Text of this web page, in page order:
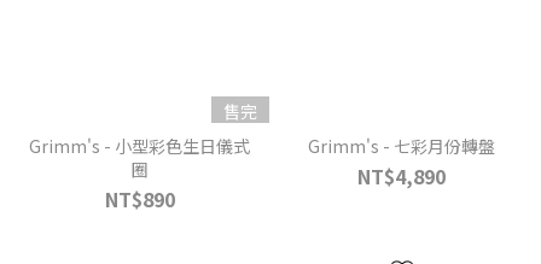
售完
Grimm's - 小型彩色生日儀式
圈
NT$890
Grimm's - 七彩月份轉盤
NT$4,890